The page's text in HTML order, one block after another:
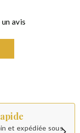
avis
et expédiée sous